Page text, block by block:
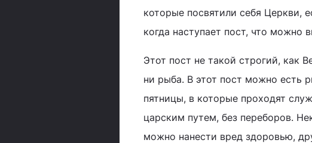
которые посвятили себя Церкви,
когда наступает пост, что можно
Этот пост не такой строгий, как
ни рыба. В этот пост можно есть
пятницы, в которые проходят
царским путем, без переборов.
можно нанести вред здоровью,